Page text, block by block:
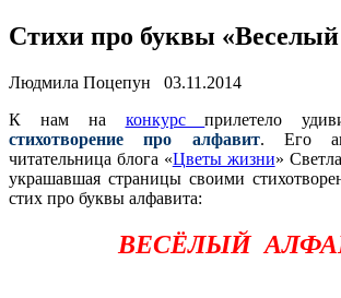
Стихи про буквы
Людмила Поцепун 03.11.2014
К нам на конкурсприлетело
стихотворение про алфавит. Его
читательница блога «Цветы жизни»
украшавшая страницы своими
стих про буквы алфавита:
ВЕСЁЛЫЙ